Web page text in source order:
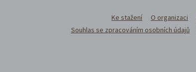
Ke stažení O organizaci
Souhlas se zpracováním osobních údajů